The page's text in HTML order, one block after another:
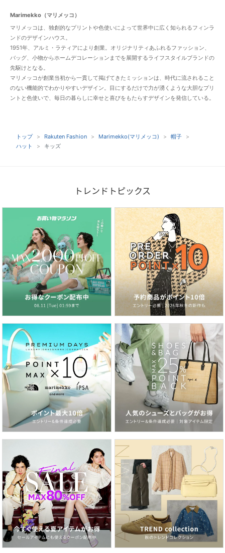
Marimekko（マリメッコ）
マリメッコは、独創的なプリントや色使いによって世界中に広く知られるフィンラ
ンドのデザインハウス。
1951年、アルミ・ラティアにより創業。オリジナリティあふれるファッション、
バッグ、小物からホームデコレーションまでを展開するライフスタイルブランドの
先駆けとなる。
マリメッコが創業当初から一貫して掲げてきたミッションは、時代に流されること
のない機能的でわかりやすいデザイン。目にするだけで力が湧くような大胆なプリ
ントと色使いで、毎日の暮らしに幸せと喜びをもたらすデザインを発信している。
トップ Rakuten Fashion Marimekko(マリメッコ)
帽子
ハット
キッズ
トレンドトピックス